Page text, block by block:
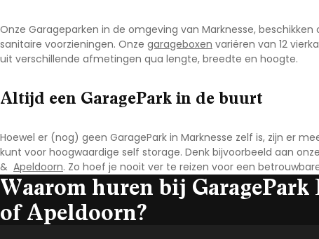
Onze Garageparken in de omgeving van Marknesse, beschikken
sanitaire voorzieningen. Onze garageboxen variëren van 12
uit verschillende afmetingen qua lengte, breedte en hoogte.
Altijd een GaragePark in de buurt
Hoewel er (nog) geen GaragePark in Marknesse zelf is, zijn er
kunt voor hoogwaardige self storage. Denk bijvoorbeeld aan
& Apeldoorn. Zo hoef je nooit ver te reizen voor een
Waarom huren bij GaragePark
of Apeldoorn?